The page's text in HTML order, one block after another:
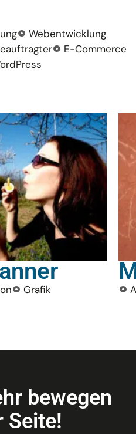
Webentwicklung
E-Commerce
Grafik
bewegen
Seite!